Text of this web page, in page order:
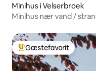
Minihus i Velserbroek
Minihus nær vand /
Bedste gæstefavorit
Gæstefavorit